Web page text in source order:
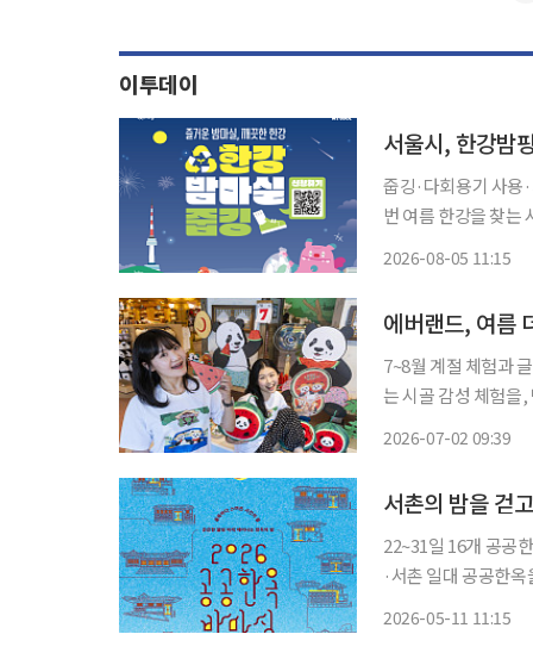
이투데이
서울시, 한강밤
줍깅·다회용기 사용·재활용품
번 여름 한강을 찾는 시민들과
2026-08-05 11:15
에버랜드, 여름
7~8월 계절 체험과 글로벌 먹거리
는 시골 감성 체험을
2026-07-02 09:39
서촌의 밤을 걷
22~31일 16개 공공한옥
·서촌 일대 공공한
2026-05-11 11:15